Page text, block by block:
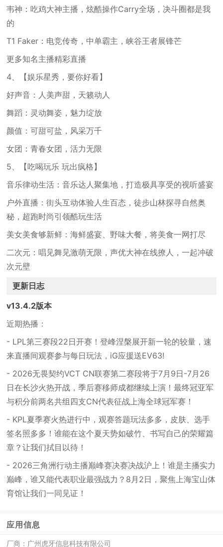
韦神：吃鸡大神主播，炫酷操作Carry全场，决斗圈都是我
的
T1 Faker：电竞传奇，中单霸主，峡谷王者展锋芒
更多知名主播精彩直播
4、【娱乐星秀，要你好看】
好声音：人美声甜，天籁动人
舞蹈：灵动舞姿，魅力绽放
颜值：可甜可盐，风采万千
女团：青春女团，活力无限
5、【吃喝玩乐 玩出疯格】
音乐律动生活：音乐达人聚集地，打造极具享受的视听盛宴
户外直播：街头互动体验人生百态，徒步山林探寻自然奥
秘，超跑时尚引领酷玩生活
美女美食够新鲜：海鲜盛宴、野味大餐，将美食一网打尽
二次元：唱见舞见激萌无限，声优大神在线撩人，一起冲破
次元壁
更新日志
v13.4.2版本
近期热播：
- LPL第三赛段22日开赛！登峰涅槃展开新一轮的较量，速
来直播间观赛参与每日玩法，iG应援送EV63!
- 2026无畏契约VCT CN联赛第二赛段将于7月9日-7月26
日在长沙火热开战，季后赛移师成都继续上演！最终冠亚军
与积分前两名共组四支CN代表征战上海全球冠军赛！
- KPL夏季赛火热进行中，观赛答题玩法多多，皮肤、选手
签名照多多！谁能在这个夏天势如破竹、书写自己的荣耀篇
章？让我们拭目以待！
- 2026三角洲行动主播巅峰赛决赛决战沪上！谁是主播实力
巅峰，谁又能代表职业最强战力？8月2日，聚焦上海宝山体
育馆让我们一同见证！
应用信息
厂商： 广州虎牙信息科技有限公司